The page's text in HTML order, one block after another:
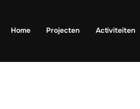
Home Projecten Activiteiten